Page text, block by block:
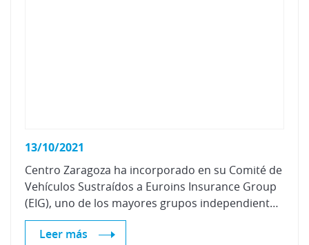
13/10/2021
Centro Zaragoza ha incorporado en su Comité de
Vehículos Sustraídos a Euroins Insurance Group
(EIG), uno de los mayores grupos independientes que operan en los mercados de seguros centrales.
Leer más